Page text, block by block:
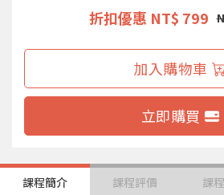
折扣優惠 NT$ 799
加入購物車
立即購買
課程簡介 課程評價 課